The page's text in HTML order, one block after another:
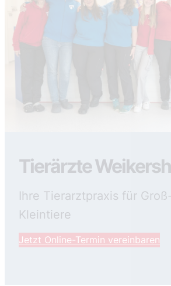
Tierärzte
Ihre Tierarztpraxis für
Kleintiere
Jetzt Online-Termin vereinbaren